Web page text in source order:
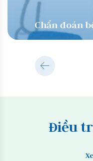
Triệu chứng
Điều